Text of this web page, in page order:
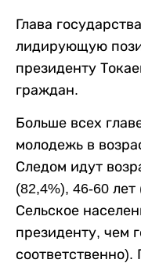
Глава
лидирующую
президенту
граждан.
Больше всех
молодежь в
Следом идут
(82,4%), 46-60
Сельское
президенту, чем